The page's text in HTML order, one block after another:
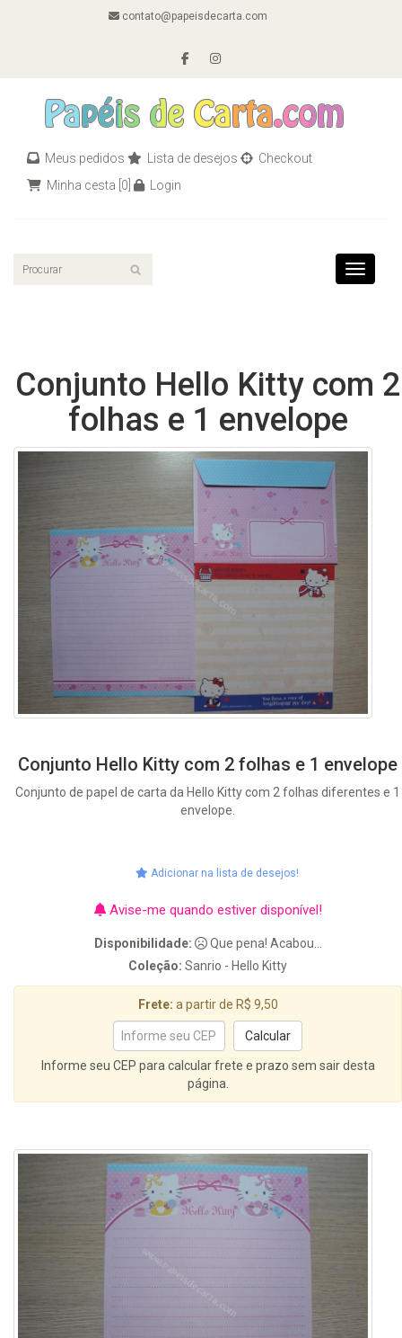
contato@papeisdecarta.com
Meus pedidos Lista de desejos
Checkout
Minha cesta [0] Login
Toggle
Conjunto Hello Kitty com 2
folhas e 1 envelope
Conjunto Hello Kitty com 2 folhas e 1 envelope
Conjunto de papel de carta da Hello Kitty com 2 folhas diferentes e 1
envelope.
Adicionar na lista de desejos!
Avise-me quando estiver disponível!
Disponibilidade:
Que pena! Acabou...
Coleção: Sanrio - Hello Kitty
Frete: a partir de R$ 9,50
Informe seu CEP para calcular frete e prazo sem sair desta
página.